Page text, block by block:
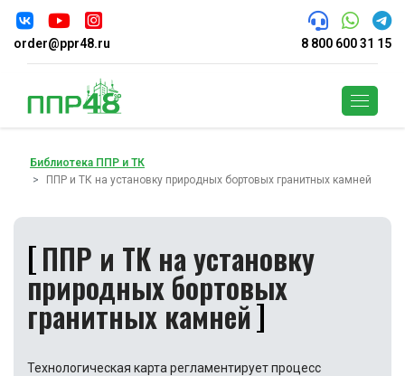
order@ppr48.ru 8 800 600 31 15
Библиотека ППР и ТК
ППР и ТК на установку природных бортовых гранитных камней
ППР и ТК на установку
природных бортовых
гранитных камней
Технологическая карта регламентирует процесс